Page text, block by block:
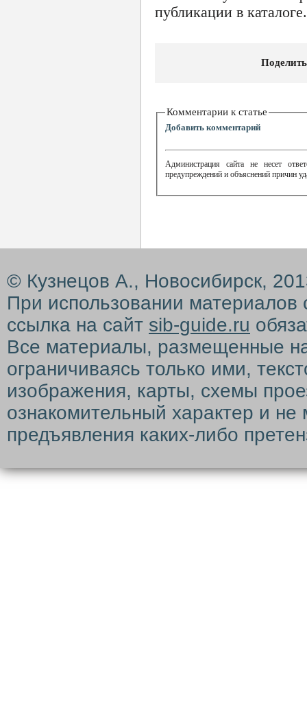
публикации в каталоге.
Комментарии к статье
Добавить комментарий
Администрация сайта не несет
предупреждений и объяснений причин
© Кузнецов А., Новосибирск,
При использовании материалов
ссылка на сайт sib-guide.ru
Все материалы, размещенные
ограничиваясь только ими,
изображения, карты, схемы
ознакомительный характер и
предъявления каких-либо